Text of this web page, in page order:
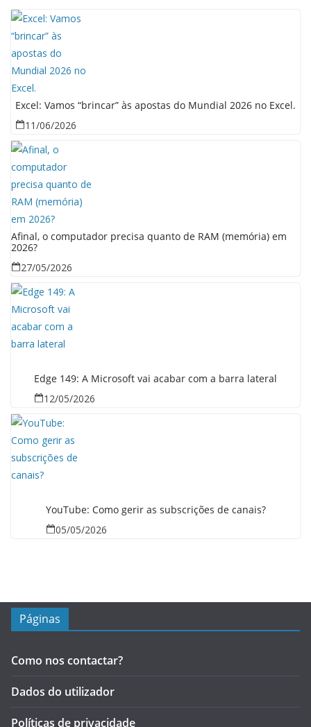
Excel: Vamos “brincar” às apostas do Mundial 2026 no Excel.
11/06/2026
Afinal, o computador precisa quanto de RAM (memória) em
2026?
27/05/2026
Edge 149: A Microsoft vai acabar com a barra lateral
12/05/2026
YouTube: Como gerir as subscrições de canais?
05/05/2026
Páginas
Como nos contactar?
Dados do utilizador
Políticas de privacidade